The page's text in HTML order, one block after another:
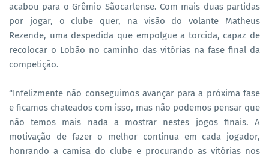
acabou para o Grêmio Sãocarlense. Com mais duas partidas
por jogar, o clube quer, na visão do volante Matheus
Rezende, uma despedida que empolgue a torcida, capaz de
recolocar o Lobão no caminho das vitórias na fase final da
competição.
“Infelizmente não conseguimos avançar para a próxima fase
e ficamos chateados com isso, mas não podemos pensar que
não temos mais nada a mostrar nestes jogos finais. A
motivação de fazer o melhor continua em cada jogador,
honrando a camisa do clube e procurando as vitórias nos